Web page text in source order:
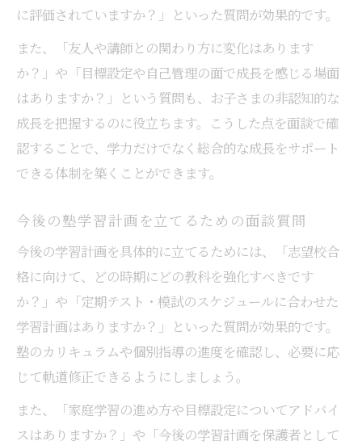
に評価されていますか？」といった質問が効果的です。
また、「友人や講師との関わり方に変化はあります
か？」や「目標設定や自己管理の面で成長を感じる場面
はありますか？」という質問も、お子さまの非認知的な
成長を把握するのに役立ちます。こうした点を面談で確
認することで、学力だけでなく総合的な成長をサポート
できる体制を築くことができます。
今後の塾学習計画を立てるための面談質問
今後の学習計画を具体的に立てるためには、「志望校合
格に向けて、どの時期にどの教科を強化すべきです
か？」や「定期テスト・模試のスケジュールに合わせた
学習計画はありますか？」といった質問が効果的です。
塾のカリキュラムや個別指導の進度を確認し、必要に応
じて軌道修正できるようにしましょう。
また、「家庭学習の進め方や目標設定についてアドバイ
スはありますか？」や「今後の学習計画を保護者として